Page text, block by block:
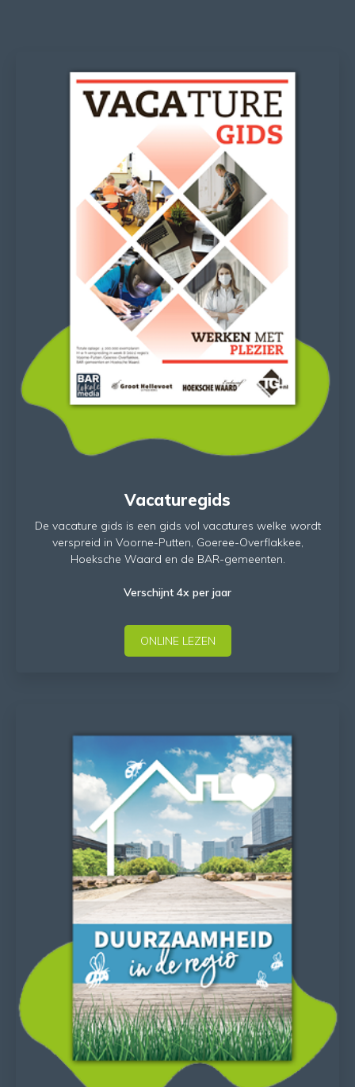
Vacaturegids
De vacature gids is een gids vol vacatures welke wordt
verspreid in Voorne-Putten, Goeree-Overflakkee,
Hoeksche Waard en de BAR-gemeenten.
Verschijnt 4x per jaar
ONLINE LEZEN